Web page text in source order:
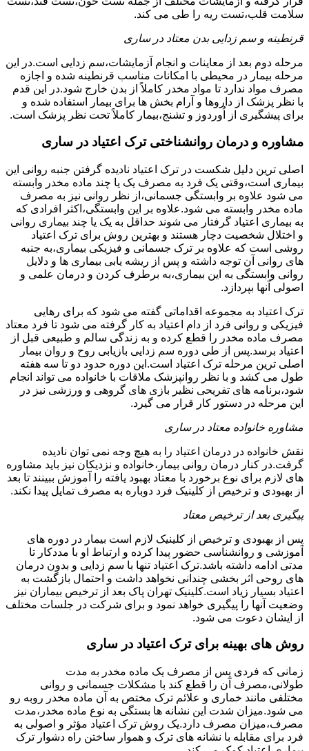
سلامت قلب،تست ریه را طی می کند.
قرنطینه و سم زدایی بدن معتاد در ساری
مرحله دوم بعد از معاینات و انجام آزمایشات،سم زدایی است.در این
مرحله بیمار در محیطی با امکانات مناسب قرنطینه شده و اجازه
مصرف مواد ندارد تا مواد مخدر کاملاً از بدن خارج شود.در این قدم
با نظر پزشک از داروها و آرام بخش ها برای بیمار استفاده شده و
برای پیشگیری از اُوردوز و تشنج،بیمار کاملاً تحت نظر پزشک است.
مشاوره و درمان روانشناختی ترک اعتیاد در ساری
اصلی ترین دلیل شکست در ترک اعتیاد نادیده گرفتن جنبه روانی این
بیماری است،وقتی یک فرد به مصرف یک یا چند ماده مخدر وابسته
می شود علاوه بر وابستگی جسمانی،از نظر روانی نیز به مصرف
ماده مخدر وابسته می شود.علاوه بر این وابستگی،اکثر افرادی که
به بیماری اعتیاد گرفتار می شوند حداقل به یک یا چند بیماری روانی
و اختلال شخصیت دچار هستند و بهترین روش برای ترک اعتیاد
روشی است که علاوه بر ترک جسمانی و فیزیکی بیماری،به جنبه
های روانی آن توجه داشته و پس از ریشه یابی بیماری ها و دلایل
روانی وابستگی به این بیماری،به برطرف کردن و درمان علمی و
اصولی آنها بپردازد.
ترک اعتیاد به مجموعه اقداماتی گفته می شود که برای رهایی
فیزیکی و روانی فرد از دام اعتیاد به کار گرفته می شود تا فرد معتاد
مصرف ماده مخدر را قطع کرده و به زندگی سالم و طبیعی قبل از
اعتیاد برسد.پس از طی دوره سم زدایی بازیابی روح و روان بیمار
اصلی ترین مرحله ترک اعتیاد است.این دوره حدود دو تا سه هفته
طول می کشد و با نظر روانپزشک ملاقات با خانواده می تواند انجام
شود،برنامه های تفریحی نظیر بازی های گروهی و ورزشی نیز در
این مرحله در دستور کار قرار می گیرد.
مشاوره خانواده معتاد در ساری
نقش خانواده در درمان اعتیاد را به هیچ وجه نمی توان نادیده
گرفت.در کنار درمان روانی بیمار،خانواده و نزدیکان نیز باید مشاوره
های لازم برای نوع برخورد با معتاد بهبود یافته را آموزش ببینند تا بعد
از بهبودی و ترخیص از کلینیک فرد دوباره به مصرف تمایل پیدا نکند.
پیگیری بعد از ترخیص معتاد
پس از بهبودی و ترخیص از کلینیک لازم است بیمار در دوره های
آموزشی و روانشناسی حضور پیدا کرده و ارتباط او با مددکار تا
مدتی ادامه داشته باشد.ترک اعتیاد تنها با سم زدایی و بدون درمان
های روحی اثر بخشی چندانی نخواهد داشت و احتمال بازگشت به
اعتیاد بسیار زیاد است.کلینیک تهران پاک بعد از ترخیص بیماران نیز
وضعیت آنها را پیگیری خواهد نمود و برای شرکت در جلسات مختلف
از ایشان دعوت می شود.
روش های بهینه برای ترک اعتیاد در ساری
زمانی که فردی پس از مصرف یک ماده مخدر به مدت
طولانی،مصرف آن را قطع کند با مشکلات جسمانی و روانی
مختلفی مانند خماری و علائم ترک مختص به آن ماده مخدر روبه رو
می شود.میزان شدت این نشانه ها بستگی به نوع ماده مخدر،مدت
مصرف،میزان مصرف دارد.یک روش ترک اعتیاد مؤثر و اصولی به
فرد برای مقابله با نشانه های ترک و هموار ساختن راه دشوار ترک